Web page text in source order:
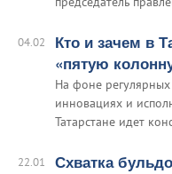
Кандаулыкызы. В
закономерную
04.02
Кто и зачем в
«пятую
На фоне
инновациях и
Татарстане идет
роль пресловутой
22.01
Схватка